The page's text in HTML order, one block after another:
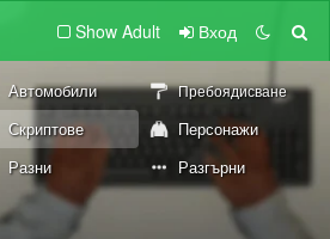
Show Adult Вход
Автомобили Пребоядисване
Скриптове
Персонажи
Разни Разгърни